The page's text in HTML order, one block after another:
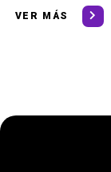
VER MÁS